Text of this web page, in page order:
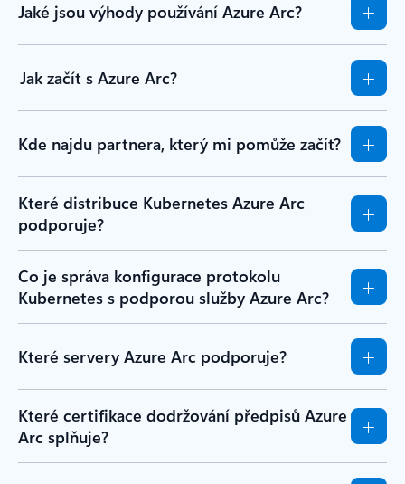
Jaké jsou výhody používání Azure Arc?
Jak začít s Azure Arc?
Kde najdu partnera, který mi pomůže začít?
Které distribuce Kubernetes Azure Arc
podporuje?
Co je správa konfigurace protokolu
Kubernetes s podporou služby Azure Arc?
Které servery Azure Arc podporuje?
Které certifikace dodržování předpisů Azure
Arc splňuje?